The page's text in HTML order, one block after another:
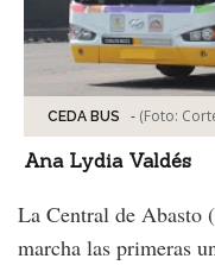
CEDA BUS - (Foto:
Ana Lydia Valdés
La Central de Abasto
marcha las primeras